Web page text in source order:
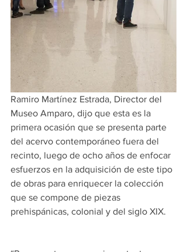
Ramiro Martínez Estrada, Director del
Museo Amparo, dijo que esta es la
primera ocasión que se presenta parte
del acervo contemporáneo fuera del
recinto, luego de ocho años de enfocar
esfuerzos en la adquisición de este tipo
de obras para enriquecer la colección
que se compone de piezas
prehispánicas, colonial y del siglo XIX.